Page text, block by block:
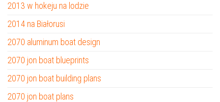
2013 w hokeju na lodzie
2014 na Białorusi
2070 aluminum boat design
2070 jon boat blueprints
2070 jon boat building plans
2070 jon boat plans